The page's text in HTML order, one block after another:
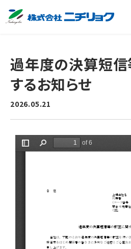
過年度の決算短
するお知らせ
2026.05.21